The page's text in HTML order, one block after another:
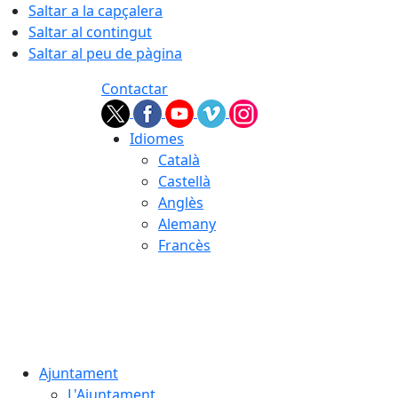
Saltar a la capçalera
Saltar al contingut
Saltar al peu de pàgina
Contactar
Idiomes
Català
Castellà
Anglès
Alemany
Francès
Ajuntament